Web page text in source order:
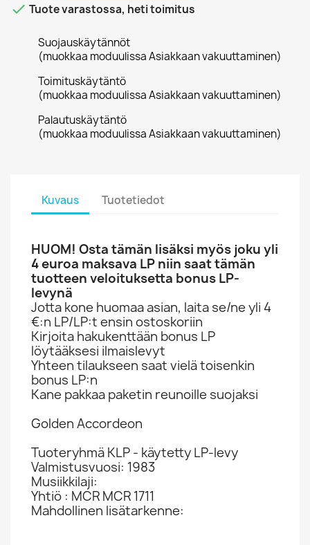
 Tuote varastossa, heti toimitus
Suojauskäytännöt
(muokkaa moduulissa Asiakkaan vakuuttaminen)
Toimituskäytäntö
(muokkaa moduulissa Asiakkaan vakuuttaminen)
Palautuskäytäntö
(muokkaa moduulissa Asiakkaan vakuuttaminen)
Kuvaus Tuotetiedot
HUOM! Osta tämän lisäksi myös joku yli
4 euroa maksava LP niin saat tämän
tuotteen veloituksetta bonus LP-
levynä
Jotta kone huomaa asian, laita se/ne yli 4
€:n LP/LP:t ensin ostoskoriin
Kirjoita hakukenttään bonus LP
löytääksesi ilmaislevyt
Yhteen tilaukseen saat vielä toisenkin
bonus LP:n
Kane pakkaa paketin reunoille suojaksi
Golden Accordeon
Tuoteryhmä KLP - käytetty LP-levy
Valmistusvuosi: 1983
Musiikkilaji:
Yhtiö : MCR MCR 1711
Mahdollinen lisätarkenne: